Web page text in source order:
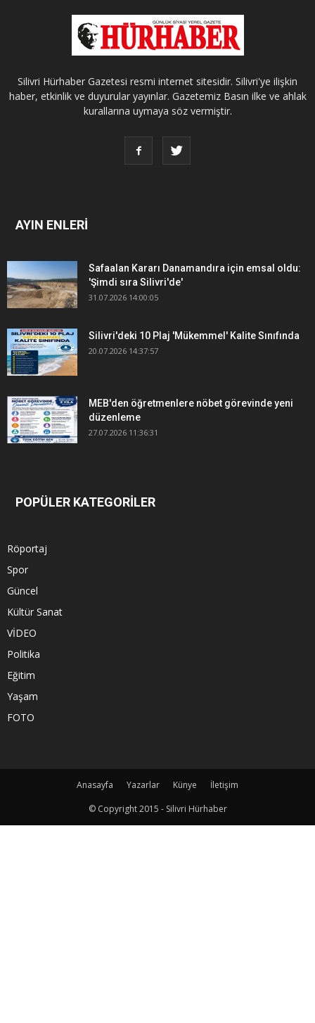
Silivri Hürhaber Gazetesi resmi internet sitesidir. Silivri'ye ilişkin
haber, etkinlik ve duyurular yayınlar. Gazetemiz Basın ilke ve ahlak
kurallarına uymaya söz vermiştir.
AYIN ENLERİ
Safaalan Kararı Danamandıra için emsal oldu:
'Şimdi sıra Silivri'de'
31.07.2026 14:00:05
Silivri'deki 10 Plaj 'Mükemmel' Kalite Sınıfında
20.07.2026 14:37:57
MEB'den öğretmenlere nöbet görevinde yeni
düzenleme
27.07.2026 11:36:31
POPÜLER KATEGORİLER
Röportaj
Spor
Güncel
Kültür Sanat
VİDEO
Politika
Eğitim
Yaşam
FOTO
Anasayfa Yazarlar Künye
İletişim
© Copyright 2015 - Silivri Hürhaber